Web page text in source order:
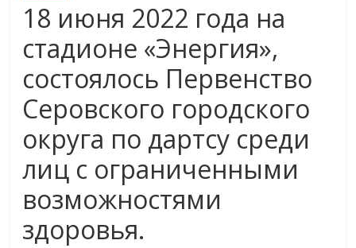
18 июня 2022 года на
стадионе «Энергия»,
состоялось Первенство
Серовского городского
округа по дартсу среди
лиц с ограниченными
возможностями
здоровья.